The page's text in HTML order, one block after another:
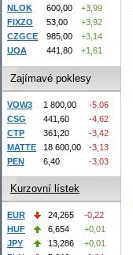
NLOK
600,00
+3,99
FIXZO
53,00
+3,92
CZGCE
985,00
+3,14
UQA
441,80 +1,61
Zajímavé poklesy
VOW3 1 800,00
-5,06
CSG
441,60
-4,62
CTP
361,20
-3,42
MATTE
18 600,00
-3,13
PEN
6,40 -3,03
Kurzovní lístek
EUR 24,265
-0,22
HUF
6,654
+0,01
JPY
13,286
+0,01